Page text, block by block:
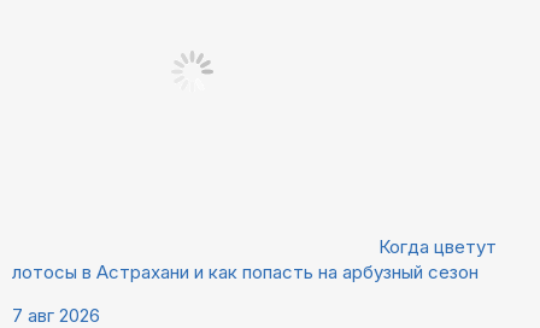
Когда цветут
лотосы в Астрахани и как попасть на арбузный сезон
7 авг 2026